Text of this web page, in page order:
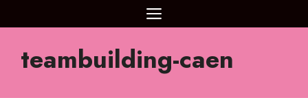
au
MENU
teambuilding-caen